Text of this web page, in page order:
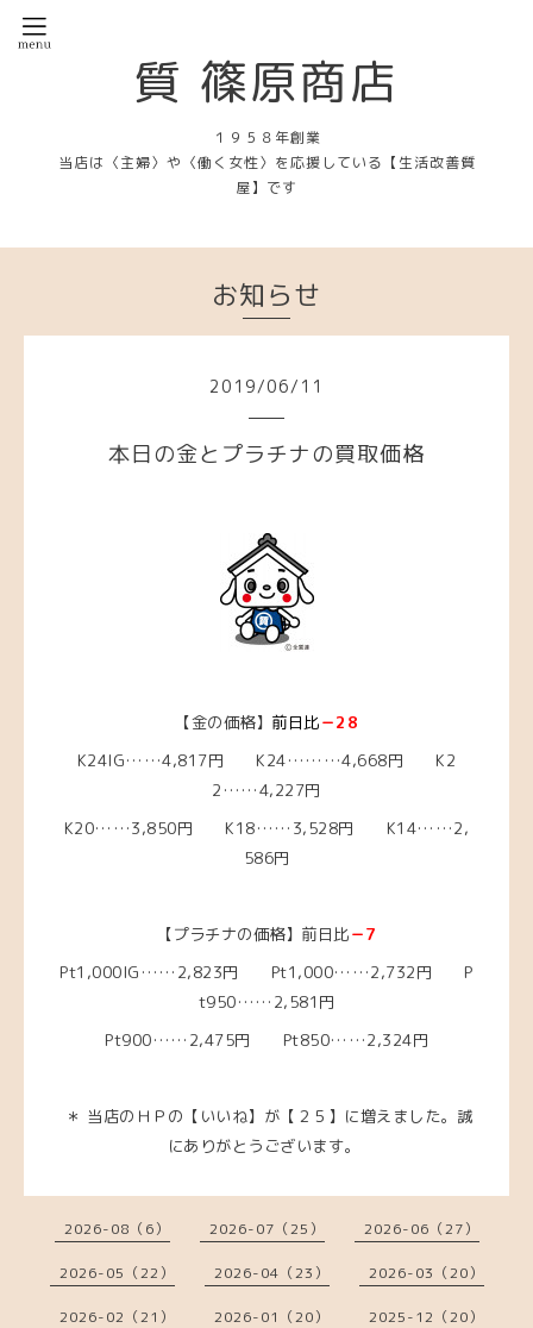
質 篠原商店
１９５８年創業
当店は〈主婦〉や〈働く女性〉を応援している【生活改善質
屋】です
お知らせ
2019/06/ 11
本日の金とプラチナの買取価格
【金の価格】 前日比－28
K24IG……4,817円 K24………4,668円 K2
2……4,227円
K20……3,850円 K18……3,528円 K14……2,
586円
【プラチナの価格】前日比－7
Pt1,000IG……2,823円 Pt1,000……2,732円 P
t950……2,581円
Pt900……2,475円 Pt850……2,324円
＊ 当店のＨＰの【いいね】が【２５】に増えました。誠
にありがとうございます。
2026-08（6） 2026-07（25） 2026-06（27）
2026-05（22） 2026-04（23） 2026-03（20）
2026-02（21） 2026-01（20） 2025-12（20）